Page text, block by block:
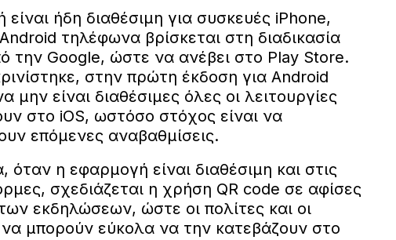
ήδη διαθέσιμη για συσκευές iPhone,
τηλέφωνα βρίσκεται στη διαδικασία
την Google, ώστε να ανέβει στο Play Store.
στην πρώτη έκδοση για Android
μην είναι διαθέσιμες όλες οι λειτουργίες
στο iOS, ωστόσο στόχος είναι να
επόμενες αναβαθμίσεις.
η εφαρμογή είναι διαθέσιμη και στις
σχεδιάζεται η χρήση QR code σε αφίσες
εκδηλώσεων, ώστε οι πολίτες και οι
να μπορούν εύκολα να την κατεβάζουν στο